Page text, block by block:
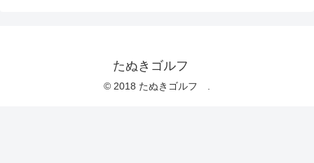
たぬきゴルフ
© 2018 たぬきゴルフ .